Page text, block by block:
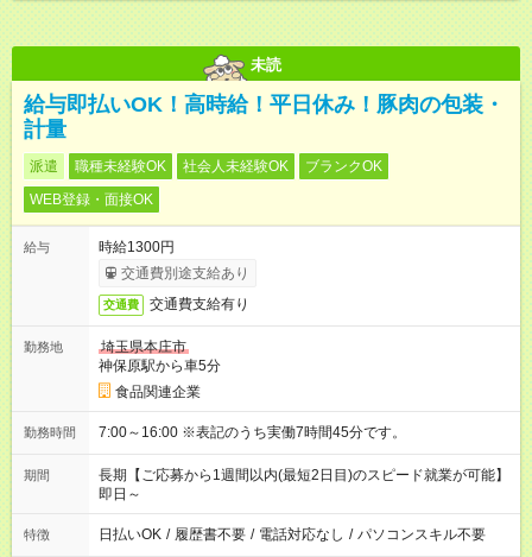
未読
給与即払いOK！高時給！平日休み！豚肉の包装・
計量
派遣 職種未経験OK 社会人未経験OK
ブランクOK
WEB登録・面接OK
給与
時給1300円
交通費別途支給あり
交通費 交通費支給有り
勤務地
埼玉県本庄市
神保原駅から車5分
食品関連企業
勤務時間 7:00～16:00 ※表記のうち実働7時間45分です。
期間
長期【ご応募から1週間以内(最短2日目)のスピード就業が可能】
即日～
特徴 日払いOK / 履歴書不要 / 電話対応なし / パソコンスキル不要